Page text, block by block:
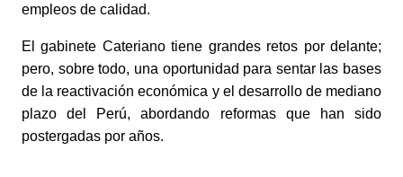
empleos de calidad.
El gabinete Cateriano tiene grandes retos por delante;
pero, sobre todo, una oportunidad para sentar las bases
de la reactivación económica y el desarrollo de mediano
plazo del Perú, abordando reformas que han sido
postergadas por años.